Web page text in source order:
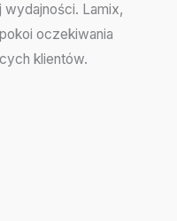
wydajności. Lamix,
oczekiwania
klientów.